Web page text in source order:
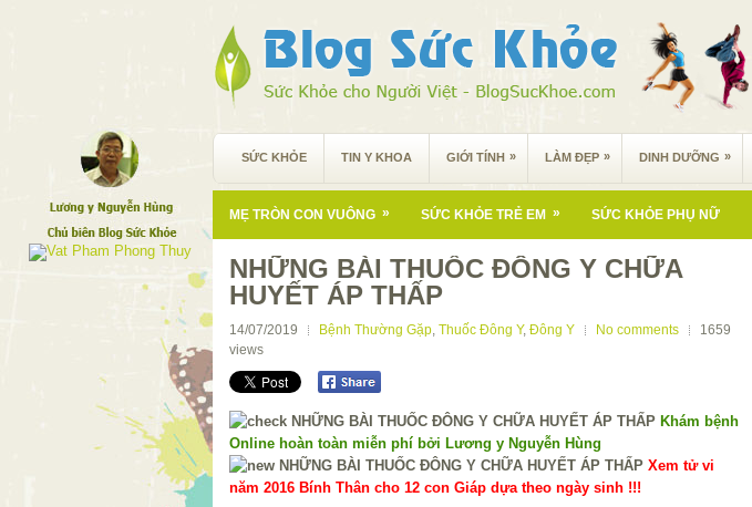
SỨC KHỎE TIN Y KHOA GIỚI TÍNH » LÀM ĐẸP » DINH DƯỠNG »
MẸ TRÒN CON VUÔNG » SỨC KHỎE TRẺ EM » SỨC KHỎE PHỤ NỮ
NHỮNG BÀI THUỐC ĐÔNG Y CHỮA
HUYẾT ÁP THẤP
14/07/2019 Bệnh Thường Gặp, Thuốc Đông Y, Đông Y No comments
1659
views
Khám bệnh
Online hoàn toàn miễn phí bởi Lương y Nguyễn Hùng
Xem tử vi
năm 2016 Bính Thân cho 12 con Giáp dựa theo ngày sinh !!!